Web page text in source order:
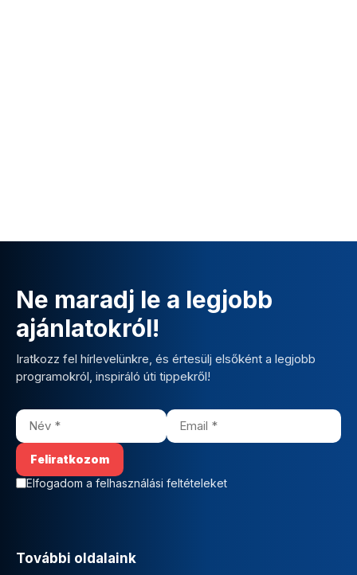
Ne maradj le a legjobb
ajánlatokról!
Iratkozz fel hírlevelünkre, és értesülj elsőként a legjobb
programokról, inspiráló úti tippekről!
Elfogadom a felhasználási feltételeket
További oldalaink